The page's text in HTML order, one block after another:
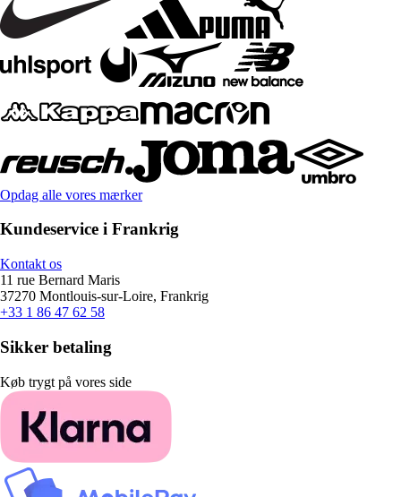
Opdag alle vores mærker
Kundeservice i Frankrig
Kontakt os
11 rue Bernard Maris
37270 Montlouis-sur-Loire, Frankrig
+33 1 86 47 62 58
Sikker betaling
Køb trygt på vores side